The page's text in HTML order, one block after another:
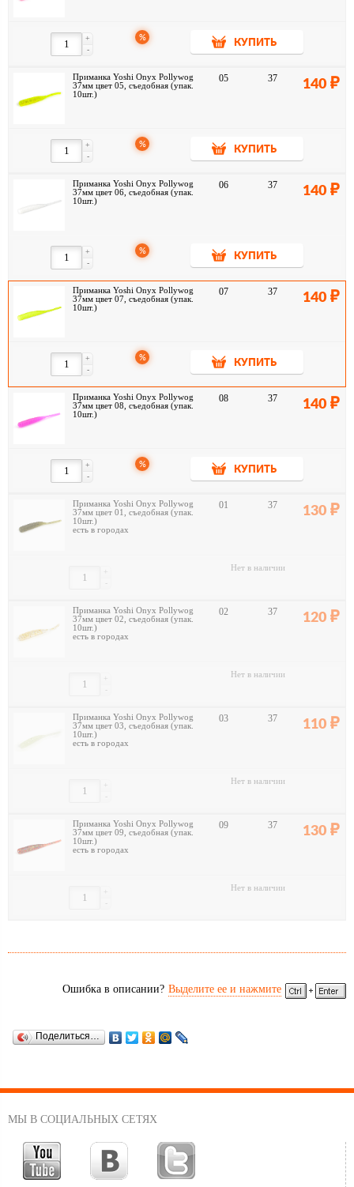
-
+ %
КУПИТЬ
Приманка Yoshi Onyx Pollywog
37мм цвет 05, съедобная (упак.
10шт.)
05 37 140
-
+ %
КУПИТЬ
Приманка Yoshi Onyx Pollywog
37мм цвет 06, съедобная (упак.
10шт.)
06 37 140
-
+ %
КУПИТЬ
Приманка Yoshi Onyx Pollywog
37мм цвет 07, съедобная (упак.
10шт.)
07 37 140
-
+ %
КУПИТЬ
Приманка Yoshi Onyx Pollywog
37мм цвет 08, съедобная (упак.
10шт.)
08 37 140
-
+ %
КУПИТЬ
Приманка Yoshi Onyx Pollywog
37мм цвет 01, съедобная (упак.
10шт.)
есть в городах
01 37 130
-
+ Нет в наличии
Приманка Yoshi Onyx Pollywog
37мм цвет 02, съедобная (упак.
10шт.)
есть в городах
02 37 120
-
+ Нет в наличии
Приманка Yoshi Onyx Pollywog
37мм цвет 03, съедобная (упак.
10шт.)
есть в городах
03 37 110
-
+ Нет в наличии
Приманка Yoshi Onyx Pollywog
37мм цвет 09, съедобная (упак.
10шт.)
есть в городах
09 37 130
-
+ Нет в наличии
Ошибка в описании? Выделите ее и нажмите
Поделиться…
МЫ В СОЦИАЛЬНЫХ СЕТЯХ